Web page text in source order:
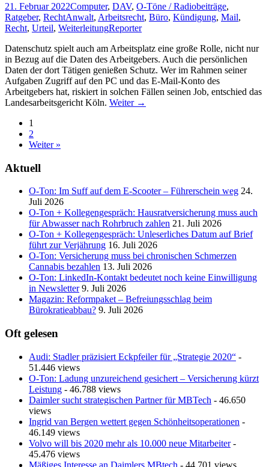
21. Februar 2022Computer, DAV, O-Töne / Radiobeiträge,
Ratgeber, RechtAnwalt, Arbeitsrecht, Büro, Kündigung, Mail,
Recht, Urteil, WeiterleitungReporter
Datenschutz spielt auch am Arbeitsplatz eine große Rolle, nicht nur
in Bezug auf die Daten des Arbeitgebers. Auch die persönlichen
Daten der dort Tätigen genießen Schutz. Wer im Rahmen seiner
Aufgaben Zugriff auf den PC und das E-Mail-Konto des
Arbeitgebers hat, riskiert in solchen Fällen seinen Job, entschied das
Landesarbeitsgericht Köln. Weiter →
Posts
navigation
1
2
Weiter »
Aktuell
O-Ton: Im Suff auf dem E-Scooter – Führerschein weg 24.
Juli 2026
O-Ton + Kollegengespräch: Hausratversicherung muss auch
für Abwasser nach Rohrbruch zahlen 21. Juli 2026
O-Ton + Kollegengespräch: Unleserliches Datum auf Brief
führt zur Verjährung 16. Juli 2026
O-Ton: Versicherung muss bei chronischen Schmerzen
Cannabis bezahlen 13. Juli 2026
O-Ton: LinkedIn-Kontakt bedeutet noch keine Einwilligung
in Newsletter 9. Juli 2026
Magazin: Reformpaket – Befreiungsschlag beim
Bürokratieabbau? 9. Juli 2026
Oft gelesen
Audi: Stadler präzisiert Eckpfeiler für „Strategie 2020“ -
51.446 views
O-Ton: Ladung unzureichend gesichert – Versicherung kürzt
Leistung - 46.788 views
Daimler sucht strategischen Partner für MBTech - 46.650
views
Ingrid van Bergen wettert gegen Schönheitsoperationen -
46.149 views
Volvo will bis 2020 mehr als 10.000 neue Mitarbeiter-
45.476 views
Mäßiges Interesse an Daimlers MBtech - 44.701 views